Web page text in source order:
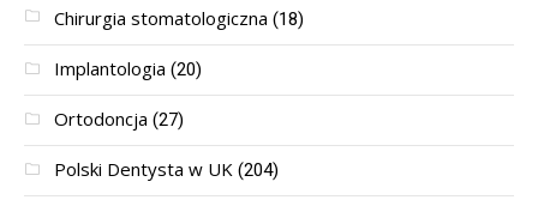
Chirurgia stomatologiczna (18)
Implantologia (20)
Ortodoncja (27)
Polski Dentysta w UK (204)